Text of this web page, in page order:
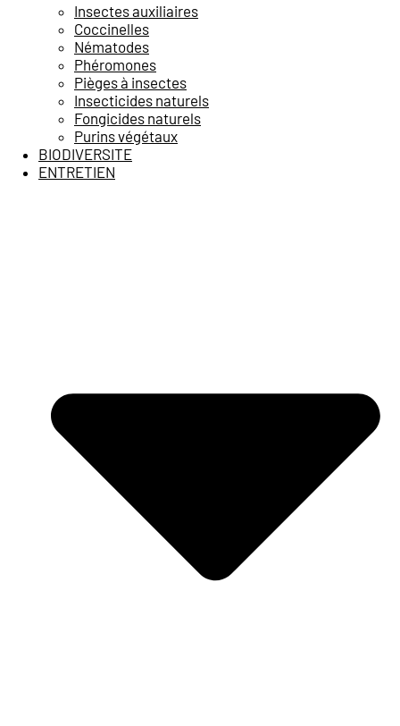
Insectes auxiliaires
Coccinelles
Nématodes
Phéromones
Pièges à insectes
Insecticides naturels
Fongicides naturels
Purins végétaux
BIODIVERSITE
ENTRETIEN